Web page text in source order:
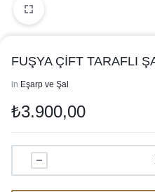
FUŞYA ÇİFT TARAFLI
in Eşarp ve Şal
₺3.900,00